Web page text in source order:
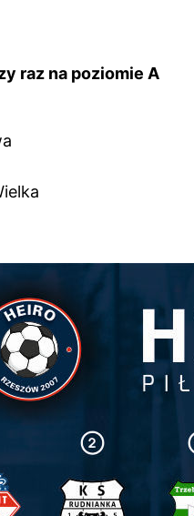
raz na poziomie A